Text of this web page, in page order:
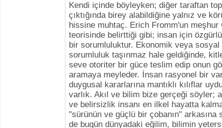
Kendi içinde böyleyken; diğer taraftan
çıktığında birey alabildiğine yalnız ve
hissine muhtaç. Erich Fromm'un meşhur
teorisinde belirttiği gibi; insan için
bir sorumluluktur. Ekonomik veya
sorumluluk taşınmaz hale geldiğinde,
seve otoriter bir güce teslim edip onun
aramaya meyleder. İnsan rasyonel bir
duygusal kararlarına mantıklı kılıflar
varlık. Akıl ve bilim bize gerçeği söyler;
ve belirsizlik insanı en ilkel hayatta
"sürünün ve güçlü bir çobanın" arkasına
de bugün dünyadaki eğilim, bilimin